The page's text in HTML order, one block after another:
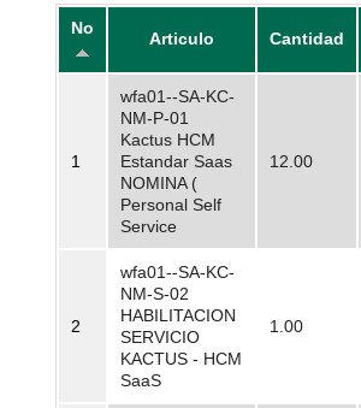
No
Articulo Cantidad
1
wfa01--SA-KC-
NM-P-01
Kactus HCM
Estandar Saas
NOMINA (
Personal Self
Service
12.00
2
wfa01--SA-KC-
NM-S-02
HABILITACION
SERVICIO
KACTUS - HCM
SaaS
1.00